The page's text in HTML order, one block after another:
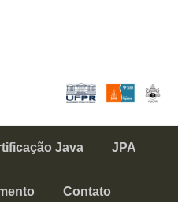
Java JPA
Contato